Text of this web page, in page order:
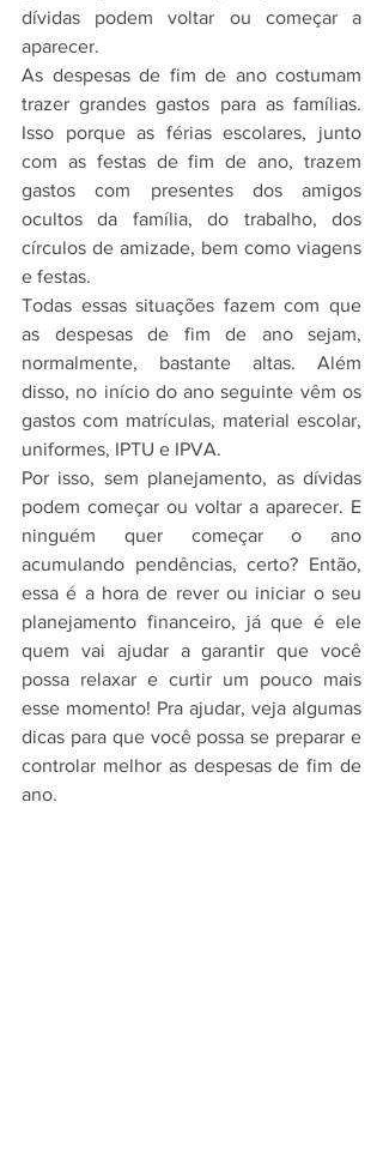
dívidas podem voltar ou começar a
aparecer.
As despesas de fim de ano costumam
trazer grandes gastos para as famílias.
Isso porque as férias escolares, junto
com as festas de fim de ano, trazem
gastos com presentes dos amigos
ocultos da família, do trabalho, dos
círculos de amizade, bem como viagens
e festas.
Todas essas situações fazem com que
as despesas de fim de ano sejam,
normalmente, bastante altas. Além
disso, no início do ano seguinte vêm os
gastos com matrículas, material escolar,
uniformes, IPTU e IPVA.
Por isso, sem planejamento, as dívidas
podem começar ou voltar a aparecer. E
ninguém quer começar o ano
acumulando pendências, certo? Então,
essa é a hora de rever ou iniciar o seu
planejamento financeiro, já que é ele
quem vai ajudar a garantir que você
possa relaxar e curtir um pouco mais
esse momento! Pra ajudar, veja algumas
dicas para que você possa se preparar e
controlar melhor as despesas de fim de
ano.